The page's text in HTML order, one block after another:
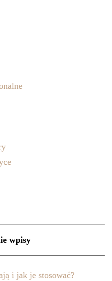
wpisy
i jak je stosować?